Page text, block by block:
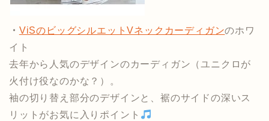
・ ViSのビッグシルエットVネックカーディガンのホワ
イト
去年から人気のデザインのカーディガン（ユニクロが
火付け役なのかな？）。
袖の切り替え部分のデザインと、裾のサイドの深いス
リットがお気に入りポイント